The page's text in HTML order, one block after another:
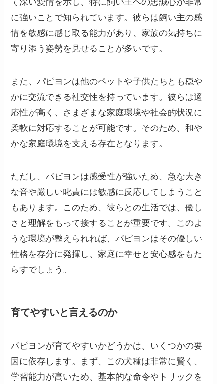
に強いことで知られています。彼らは飼い主の感
情を敏感に感じ取る能力があり、家族の気持ちに
寄り添う姿勢を見せることが多いです。
また、パピヨンは他のペットや子供たちとも穏や
かに交流できる社交性を持っています。彼らは適
応性が高く、さまざまな家庭環境や社会的状況に
柔軟に対応することが可能です。そのため、和や
かな家庭環境を支える存在となります。
ただし、パピヨンは感受性が強いため、急な大き
な音や厳しい叱責には敏感に反応してしまうこと
もあります。このため、彼らとの生活では、優し
さと理解をもって接することが重要です。このよ
うな環境が整えられれば、パピヨンはその優しい
性格を存分に発揮し、家庭に幸せと安心感をもた
らすでしょう。
育てやすいと言えるのか
パピヨンが育てやすいかどうかは、いくつかの要
因に依存します。まず、この犬種は非常に賢く、
学習能力が高いため、基本的な命令やトリックを